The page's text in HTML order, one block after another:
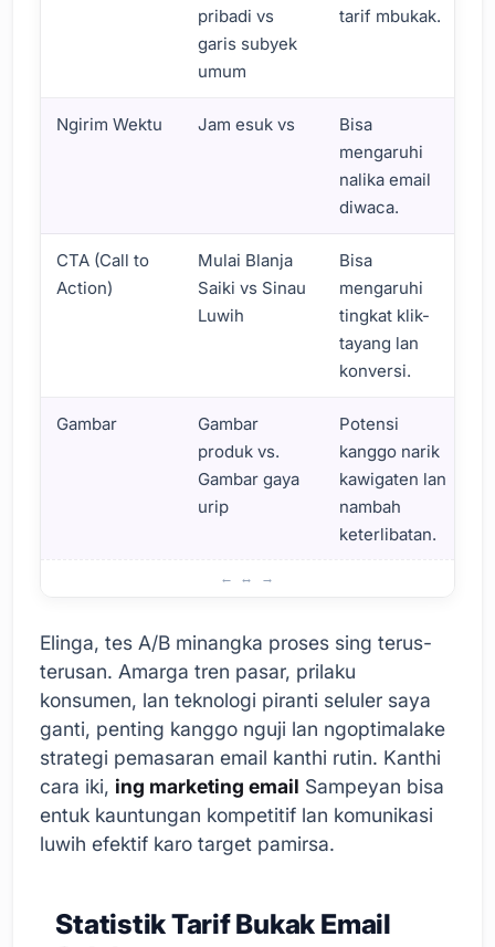
pribadi vs
garis subyek
umum
tarif mbukak.
Ngirim Wektu Jam esuk vs
Bisa
mengaruhi
nalika email
diwaca.
CTA (Call to
Action)
Mulai Blanja
Saiki vs Sinau
Luwih
Bisa
mengaruhi
tingkat klik-
tayang lan
konversi.
Gambar
Gambar
produk vs.
Gambar gaya
urip
Potensi
kanggo narik
kawigaten lan
nambah
keterlibatan.
Elinga, tes A/B minangka proses sing terus-
terusan. Amarga tren pasar, prilaku
konsumen, lan teknologi piranti seluler saya
ganti, penting kanggo nguji lan ngoptimalake
strategi pemasaran email kanthi rutin. Kanthi
cara iki, ing marketing email Sampeyan bisa
entuk kauntungan kompetitif lan komunikasi
luwih efektif karo target pamirsa.
Statistik Tarif Bukak Email